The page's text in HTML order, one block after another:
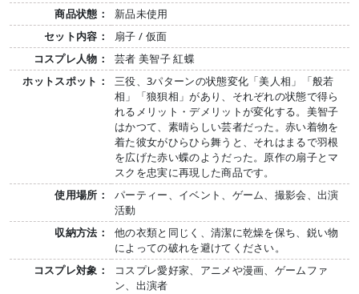
商品状態：
新品未使用
セット内容：
扇子 / 仮面
コスプレ人物：
芸者 美智子 紅蝶
ホットスポット：
三役、3パターンの状態変化「美人相」「般若
相」「狼狽相」があり、それぞれの状態で得ら
れるメリット・デメリットが変化する。美智子
はかつて、素晴らしい芸者だった。赤い着物を
着た彼女がひらひら舞うと、それはまるで羽根
を広げた赤い蝶のようだった。原作の扇子とマ
スクを忠実に再現した商品です。
使用場所：
パーティー、イベント、ゲーム、撮影会、出演
活動
収納方法：
他の衣類と同じく、清潔に乾燥を保ち、鋭い物
によっての破れを避けてください。
コスプレ対象：
コスプレ愛好家、アニメや漫画、ゲームファ
ン、出演者